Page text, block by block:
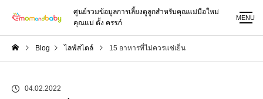
ศูนย์รวมข้อมูลการเลี้ยงดูลูกสำหรับคุณแม่มือใหม่
คุณแม่ ตั้ง ครรภ์
MENU
Blog ไลฟ์สไตล์ 15 อาหารที่ไม่ควรแช่เย็น
04.02.2022